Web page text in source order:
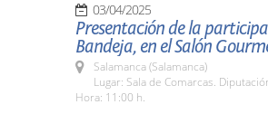
03/04/2025
Presentación de la
Bandeja, en el Salón
Salamanca (Salamanca)
Lugar: Sala de Comarcas.
Hora: 11:00 h.